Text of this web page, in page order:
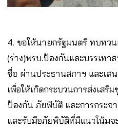
4. ขอให้นายกรัฐมนตรี ทบทว
(ร่าง)พรบ.ป้องกันและบรรเท
ชื่อ ผ่านประธานสภาฯ และเส
เพื่อให้เกิดกระบวนการส่งเสริ
ป้องกัน ภัยพิบัติ และการกระจ
และรับมือภัยพิบัติที่มีแนวโน้มจ